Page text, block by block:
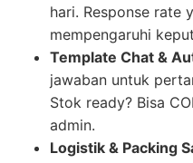
hari. Response rate
mempengaruhi
Template Chat &
jawaban untuk
Stok ready? Bisa
admin.
Logistik & Packing